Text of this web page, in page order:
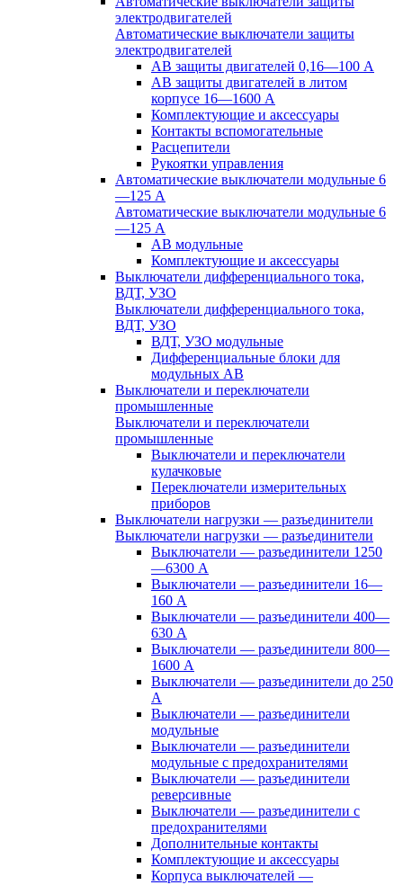
электродвигателей
Автоматические выключатели защиты
электродвигателей
АВ защиты двигателей 0,16—100 А
АВ защиты двигателей в литом
корпусе 16—1600 А
Комплектующие и аксессуары
Контакты вспомогательные
Расцепители
Рукоятки управления
Автоматические выключатели модульные 6
—125 А
Автоматические выключатели модульные 6
—125 А
АВ модульные
Комплектующие и аксессуары
Выключатели дифференциального тока,
ВДТ, УЗО
Выключатели дифференциального тока,
ВДТ, УЗО
ВДТ, УЗО модульные
Дифференциальные блоки для
модульных АВ
Выключатели и переключатели
промышленные
Выключатели и переключатели
промышленные
Выключатели и переключатели
кулачковые
Переключатели измерительных
приборов
Выключатели нагрузки — разъединители
Выключатели нагрузки — разъединители
Выключатели — разъединители 1250
—6300 А
Выключатели — разъединители 16—
160 А
Выключатели — разъединители 400—
630 А
Выключатели — разъединители 800—
1600 А
Выключатели — разъединители до 250
А
Выключатели — разъединители
модульные
Выключатели — разъединители
модульные с предохранителями
Выключатели — разъединители
реверсивные
Выключатели — разъединители с
предохранителями
Дополнительные контакты
Комплектующие и аксессуары
Корпуса выключателей —